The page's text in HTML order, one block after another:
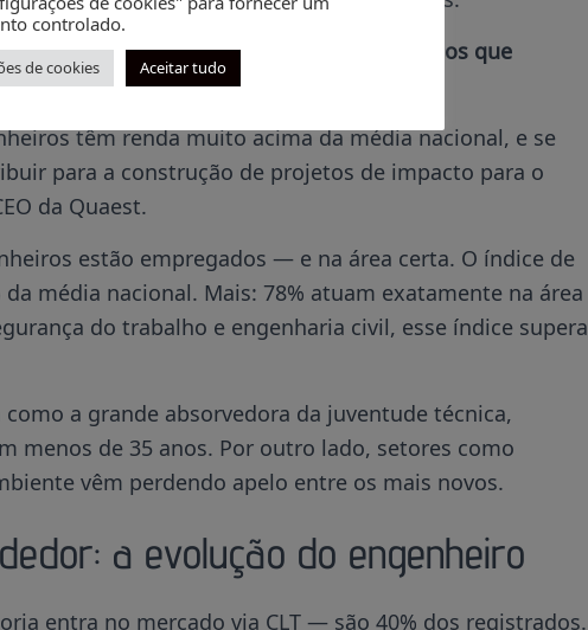
tendem a ser mais altos: são minoria os que
mínimos.
têm renda muito acima da média nacional, e se
para a construção de projetos de impacto para o
da Quaest.
estão empregados — e na área certa. O índice de
da média nacional. Mais: 78% atuam exatamente na área
do trabalho e engenharia civil, esse índice supera
a grande absorvedora da juventude técnica,
menos de 35 anos. Por outro lado, setores como
vêm perdendo apelo entre os mais novos.
a evolução do engenheiro
entra no mercado via CLT — são 40% dos registrados.
controlado.
de cookies Aceitar tudo